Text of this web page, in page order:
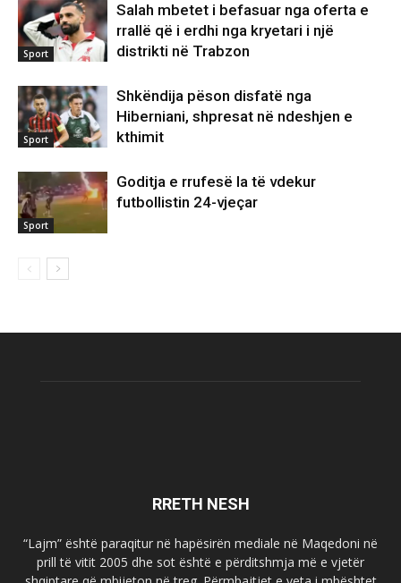
Sport
Salah mbetet i befasuar nga oferta e
rrallë që i erdhi nga kryetari i një
distrikti në Trabzon
Sport
Shkëndija pëson disfatë nga
Hiberniani, shpresat në ndeshjen e
kthimit
Sport
Goditja e rrufesë la të vdekur
futbollistin 24-vjeçar
RRETH NESH
“Lajm” është paraqitur në hapësirën mediale në Maqedoni në
prill të vitit 2005 dhe sot është e përditshmja më e vjetër